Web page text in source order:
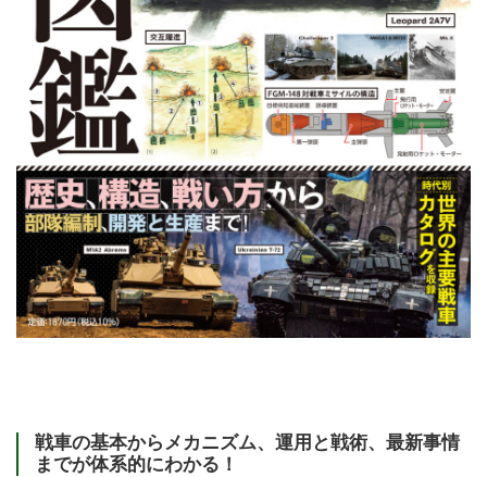
戦車の基本からメカニズム、運用と戦術、最新事情
までが体系的にわかる！